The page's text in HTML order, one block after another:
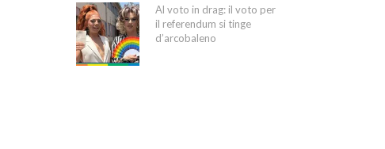
Al voto in drag: il voto per
il referendum si tinge
d’arcobaleno